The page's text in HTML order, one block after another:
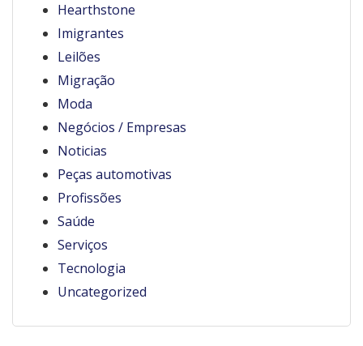
Hearthstone
Imigrantes
Leilões
Migração
Moda
Negócios / Empresas
Noticias
Peças automotivas
Profissões
Saúde
Serviços
Tecnologia
Uncategorized